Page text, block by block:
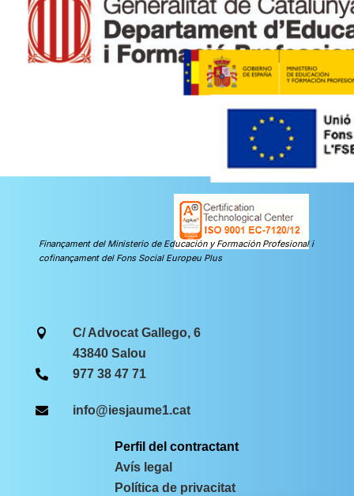
Finançament del Ministerio de Educación y Formación Profesional i
cofinançament del Fons Social Europeu Plus

C/ Advocat Gallego, 6
43840 Salou
 977 38 47 71
 info@iesjaume1.cat
Perfil del contractant
Avís legal
Política de privacitat